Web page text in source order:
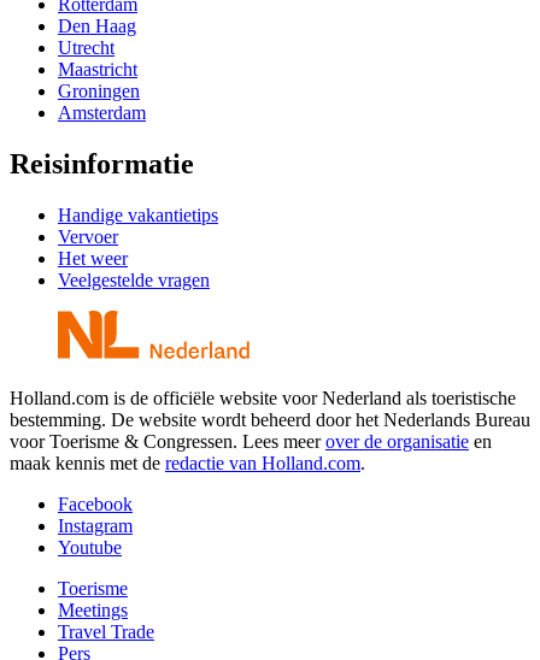
Den Haag
Utrecht
Maastricht
Groningen
Amsterdam
Reisinformatie
Handige vakantietips
Vervoer
Het weer
Veelgestelde vragen
Holland.com is de officiële website voor Nederland als toeristische
bestemming. De website wordt beheerd door het Nederlands Bureau
voor Toerisme & Congressen. Lees meerover de organisatie en
maak kennis met de redactie van Holland.com.
Facebook
Instagram
Youtube
Toerisme
Meetings
Travel Trade
Pers